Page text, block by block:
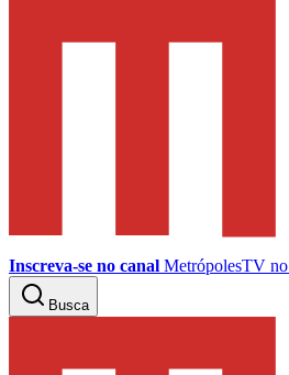
Inscreva-se no canal MetrópolesTV no
Busca